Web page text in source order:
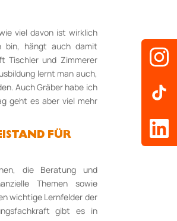
viel davon ist wirklich
bin, hängt auch damit
Tischler und Zimmerer
lernt man auch,
Auch Gräber habe ich
geht es aber viel mehr
FÜR
die Beratung und
Themen sowie
wichtige Lernfelder der
gibt es in